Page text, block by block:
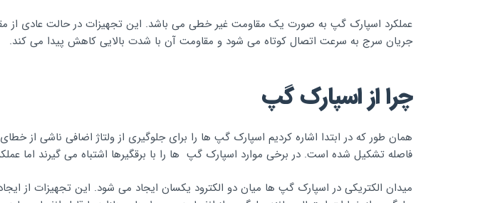
عملکرد اسپارک گپ به صورت یک مقاومت غیر خطی می باشد. این تجهیزات در حالت عادی از
جریان سرج به سرعت اتصال کوتاه می شود و مقاومت آن با شدت بالایی کاهش پیدا می کند.
چرا از اسپارک گپ
همان طور که در ابتدا اشاره کردیم اسپارک گپ ها را برای جلوگیری از ولتاژ اضافی ناشی از
فاصله تشکیل شده است. در برخی موارد اسپارک گپ ها را با برقگیرها اشتباه می گیرند اما
میدان الکتریکی در اسپارک گپ ها میان دو الکترود یکسان ایجاد می شود. این تجهیزات از